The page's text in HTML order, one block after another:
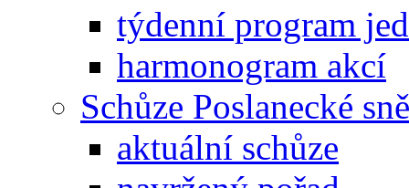
týdenní program
harmonogram akcí
Schůze Poslanecké
aktuální schůze